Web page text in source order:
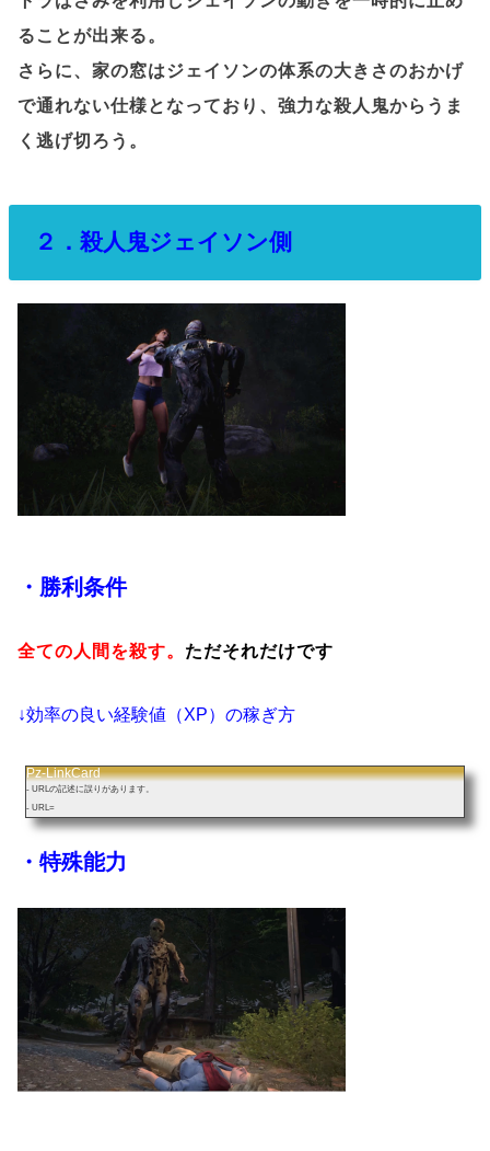
ることが出来る。
さらに、家の窓はジェイソンの体系の大きさのおかげ
で通れない仕様となっており、強力な殺人鬼からうま
く逃げ切ろう。
２．殺人鬼ジェイソン側
・勝利条件
全ての人間を殺す。 ただそれだけです
↓効率の良い経験値（XP）の稼ぎ方
Pz-LinkCard
- URLの記述に誤りがあります。
- URL=
・特殊能力